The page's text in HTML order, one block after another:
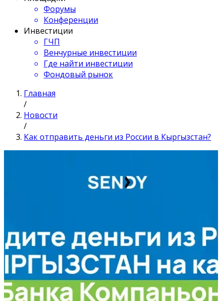
Форумы
Конференции
Инвестиции
ГЧП
Венчурные инвестиции
Где найти инвестиции
Фондовый рынок
Главная
/
Новости
/
Как отправить деньги из России в Кыргызстан?